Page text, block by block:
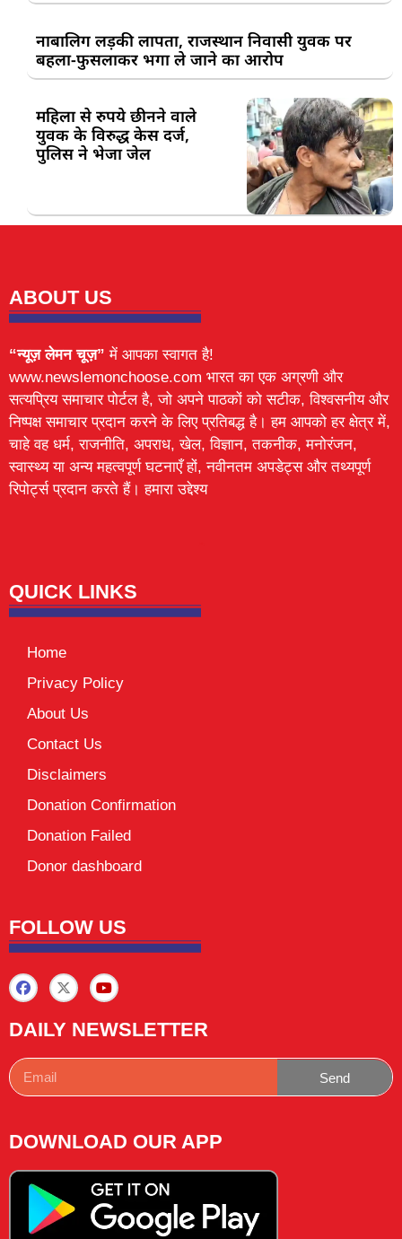
नाबालिग लड़की लापता, राजस्थान निवासी युवक पर
बहला-फुसलाकर भगा ले जाने का आरोप
महिला से रुपये छीनने वाले
युवक के विरुद्ध केस दर्ज,
पुलिस ने भेजा जेल
ABOUT US
“न्यूज़ लेमन चूज़” में आपका स्वागत है!
www.newslemonchoose.com भारत का एक अग्रणी और
सत्यप्रिय समाचार पोर्टल है, जो अपने पाठकों को सटीक, विश्वसनीय और
निष्पक्ष समाचार प्रदान करने के लिए प्रतिबद्ध है। हम आपको हर क्षेत्र में,
चाहे वह धर्म, राजनीति, अपराध, खेल, विज्ञान, तकनीक, मनोरंजन,
स्वास्थ्य या अन्य महत्वपूर्ण घटनाएँ हों, नवीनतम अपडेट्स और तथ्यपूर्ण
रिपोर्ट्स प्रदान करते हैं। हमारा उद्देश्य
QUICK LINKS
Home
Privacy Policy
About Us
Contact Us
Disclaimers
Donation Confirmation
Donation Failed
Donor dashboard
FOLLOW US
DAILY NEWSLETTER
Send
DOWNLOAD OUR APP